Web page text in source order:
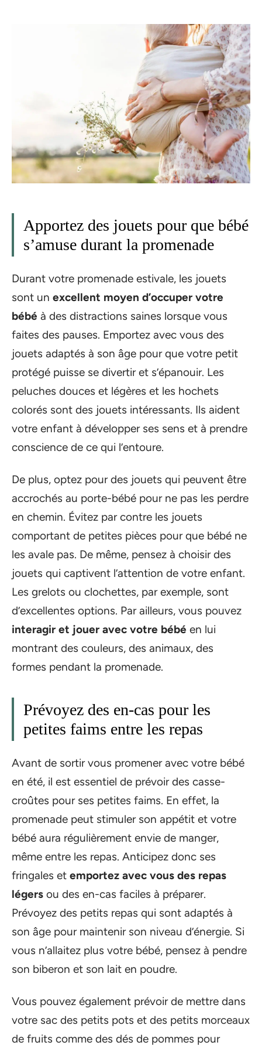
Apportez des jouets pour que bébé
s’amuse durant la promenade
Durant votre promenade estivale, les jouets
sont un excellent moyen d’occuper votre
bébé à des distractions saines lorsque vous
faites des pauses. Emportez avec vous des
jouets adaptés à son âge pour que votre petit
protégé puisse se divertir et s’épanouir. Les
peluches douces et légères et les hochets
colorés sont des jouets intéressants. Ils aident
votre enfant à développer ses sens et à prendre
conscience de ce qui l’entoure.
De plus, optez pour des jouets qui peuvent être
accrochés au porte-bébé pour ne pas les perdre
en chemin. Évitez par contre les jouets
comportant de petites pièces pour que bébé ne
les avale pas. De même, pensez à choisir des
jouets qui captivent l’attention de votre enfant.
Les grelots ou clochettes, par exemple, sont
d’excellentes options. Par ailleurs, vous pouvez
interagir et jouer avec votre bébé en lui
montrant des couleurs, des animaux, des
formes pendant la promenade.
Prévoyez des en-cas pour les
petites faims entre les repas
Avant de sortir vous promener avec votre bébé
en été, il est essentiel de prévoir des casse-
croûtes pour ses petites faims. En effet, la
promenade peut stimuler son appétit et votre
bébé aura régulièrement envie de manger,
même entre les repas. Anticipez donc ses
fringales et emportez avec vous des repas
légers ou des en-cas faciles à préparer.
Prévoyez des petits repas qui sont adaptés à
son âge pour maintenir son niveau d’énergie. Si
vous n’allaitez plus votre bébé, pensez à pendre
son biberon et son lait en poudre.
Vous pouvez également prévoir de mettre dans
votre sac des petits pots et des petits morceaux
de fruits comme des dés de pommes pour